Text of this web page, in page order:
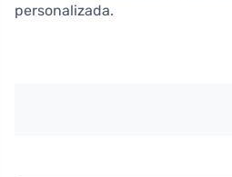
personalizada.